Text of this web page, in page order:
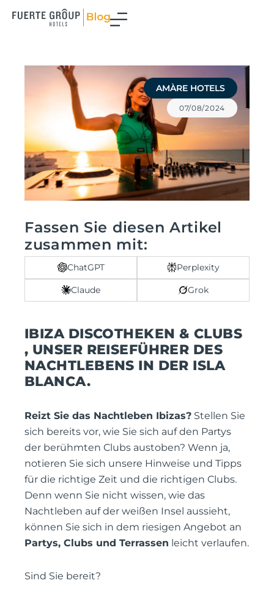
Inhalt
07/08/2024
AMÀRE HOTELS
Fassen Sie diesen Artikel
zusammen mit:
ChatGPT Perplexity
Claude Grok
IBIZA DISCOTHEKEN & CLUBS
, UNSER REISEFÜHRER DES
NACHTLEBENS IN DER ISLA
BLANCA.
Reizt Sie das Nachtleben Ibizas? Stellen Sie
sich bereits vor, wie Sie sich auf den Partys
der berühmten Clubs austoben? Wenn ja,
notieren Sie sich unsere Hinweise und Tipps
für die richtige Zeit und die richtigen Clubs.
Denn wenn Sie nicht wissen, wie das
Nachtleben auf der weißen Insel aussieht,
können Sie sich in dem riesigen Angebot an
Partys, Clubs und Terrassen leicht verlaufen.
Sind Sie bereit?